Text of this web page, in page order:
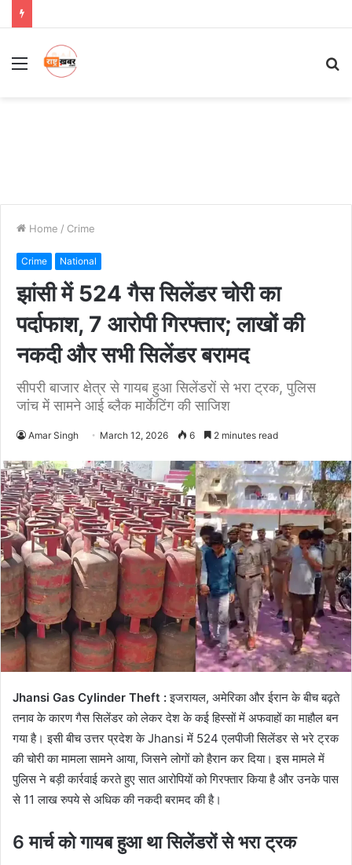
Menu
Home / Crime
Crime National
झांसी में 524 गैस सिलेंडर चोरी का
पर्दाफाश, 7 आरोपी गिरफ्तार; लाखों की
नकदी और सभी सिलेंडर बरामद
सीपरी बाजार क्षेत्र से गायब हुआ सिलेंडरों से भरा ट्रक, पुलिस
जांच में सामने आई ब्लैक मार्केटिंग की साजिश
Amar Singh March 12, 2026 6 2 minutes read
Jhansi Gas Cylinder Theft :इजरायल, अमेरिका और ईरान के बीच बढ़ते
तनाव के कारण गैस सिलेंडर को लेकर देश के कई हिस्सों में अफवाहों का माहौल बन
गया है। इसी बीच उत्तर प्रदेश के Jhansi में 524 एलपीजी सिलेंडर से भरे ट्रक
की चोरी का मामला सामने आया, जिसने लोगों को हैरान कर दिया। इस मामले में
पुलिस ने बड़ी कार्रवाई करते हुए सात आरोपियों को गिरफ्तार किया है और उनके पास
से 11 लाख रुपये से अधिक की नकदी बरामद की है।
6 मार्च को गायब हुआ था सिलेंडरों से भरा ट्रक